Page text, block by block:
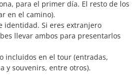
para el primer día. El resto de los
en el camino).
identidad. Si eres extranjero
llevar ambos para presentarlos
incluidos en el tour (entradas,
y souvenirs, entre otros).